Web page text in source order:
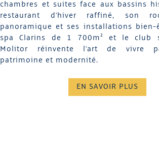
chambres et suites face aux bassins
restaurant d'hiver raffiné, son
panoramique et ses installations bien-
spa Clarins de 1 700m² et le club
Molitor réinvente l'art de vivre
patrimoine et modernité.
EN SAVOIR PLUS